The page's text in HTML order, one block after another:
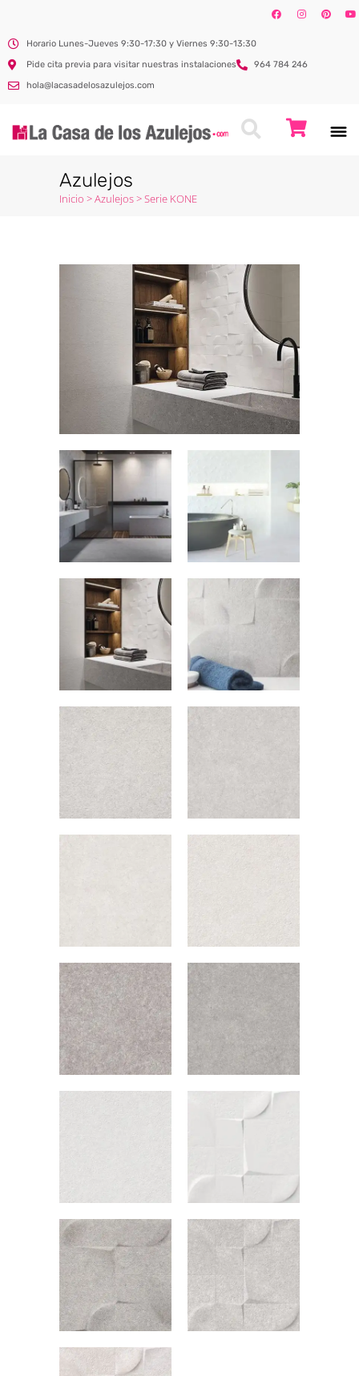
Horario Lunes-Jueves 9:30-17:30 y Viernes 9:30-13:30
Pide cita previa para visitar nuestras instalaciones
964 784 246
hola@lacasadelosazulejos.com
Azulejos
Inicio >Azulejos>Serie KONE